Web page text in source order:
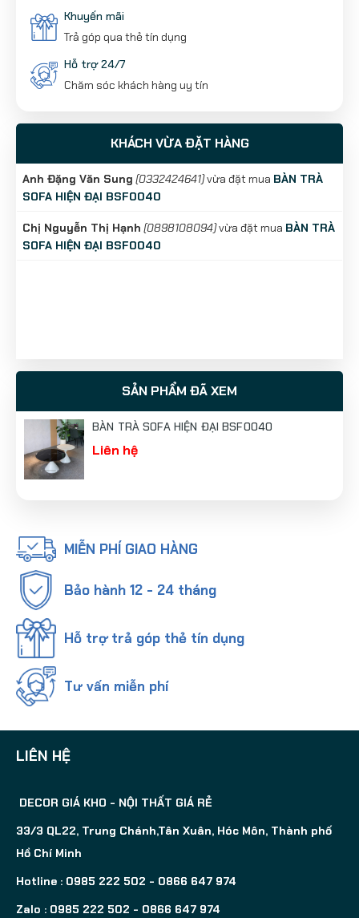
Khuyến mãi
Trả góp qua thẻ tín dụng
Hỗ trợ 24/7
Chăm sóc khách hàng uy tín
KHÁCH VỪA ĐẶT HÀNG
Anh Đặng Văn Sung (0332424641)vừa đặt mua BÀN TRÀ
SOFA HIỆN ĐẠI BSF0040
Chị Nguyễn Thị Hạnh (0898108094)vừa đặt mua BÀN TRÀ
SOFA HIỆN ĐẠI BSF0040
SẢN PHẨM ĐÃ XEM
BÀN TRÀ SOFA HIỆN ĐẠI BSF0040
Liên hệ
MIỄN PHÍ GIAO HÀNG
Bảo hành 12 - 24 tháng
Hỗ trợ trả góp thẻ tín dụng
Tư vấn miễn phí
LIÊN HỆ
DECOR GIÁ KHO - NỘI THẤT GIÁ RẺ
33/3 QL22, Trung Chánh,Tân Xuân, Hóc Môn, Thành phố
Hồ Chí Minh
Hotline : 0985 222 502 - 0866 647 974
Zalo : 0985 222 502 - 0866 647 974